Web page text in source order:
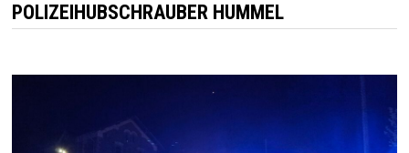
POLIZEIHUBSCHRAUBER HUMMEL